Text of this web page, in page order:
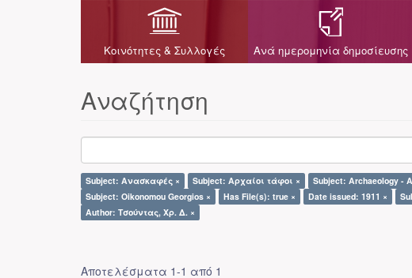
Κοινότητες & Συλλογές Ανά ημερομηνία δημοσίευσης
Αναζήτηση
Subject: Ανασκαφές × Subject: Αρχαίοι τάφοι × Subject: Archaeology -
Subject: Oikonomou Georgios ×
Has File(s): true × Date issued: 1911 ×
Author: Τσούντας, Χρ. Δ. ×
Αποτελέσματα 1-1 από 1